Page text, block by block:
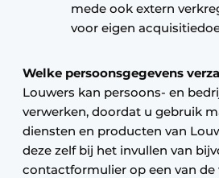
mede ook extern
voor eigen
Welke persoonsgegevens
Louwers kan persoons- en
verwerken, doordat u gebruik
diensten en producten van
deze zelf bij het invullen van
contactformulier op een van de